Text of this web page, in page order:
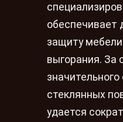
обеспечивает
защиту
выгорания. За
стеклянных
удается